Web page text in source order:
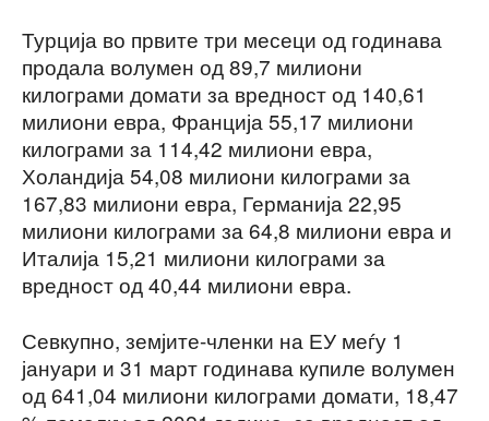
Турција во првите три месеци од годинава
продала волумен од 89,7 милиони
килограми домати за вредност од 140,61
милиони евра, Франција 55,17 милиони
килограми за 114,42 милиони евра,
Холандија 54,08 милиони килограми за
167,83 милиони евра, Германија 22,95
милиони килограми за 64,8 милиони евра и
Италија 15,21 милиони килограми за
вредност од 40,44 милиони евра.
Севкупно, земјите-членки на ЕУ меѓу 1
јануари и 31 март годинава купиле волумен
од 641,04 милиони килограми домати, 18,47